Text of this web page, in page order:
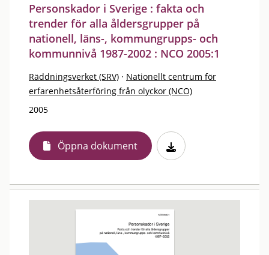
Personskador i Sverige : fakta och
trender för alla åldersgrupper på
nationell, läns-, kommungrupps- och
kommunnivå 1987-2002 : NCO 2005:1
Räddningsverket (SRV) · Nationellt centrum för
erfarenhetsåterföring från olyckor (NCO)
2005
Öppna dokument